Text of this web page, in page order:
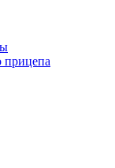
прицепа